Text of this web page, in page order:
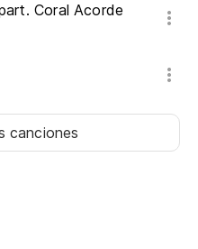
Coral Acorde
canciones